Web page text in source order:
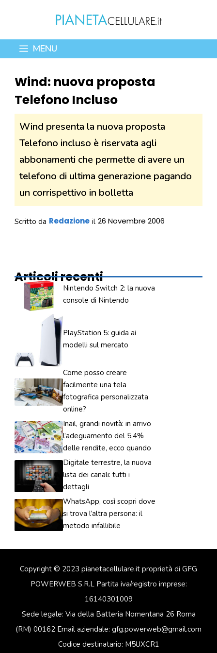
contenuto
MENU
Wind: nuova proposta
Telefono Incluso
Wind presenta la nuova proposta
Telefono incluso è riservata agli
abbonamenti che permette di avere un
telefono di ultima generazione pagando
un corrispettivo in bolletta
Scritto da Redazione il 26 Novembre 2006
Articoli recenti
Nintendo Switch 2: la nuova
console di Nintendo
PlayStation 5: guida ai
modelli sul mercato
Come posso creare
facilmente una tela
fotografica personalizzata
online?
Inail, grandi novità: in arrivo
l’adeguamento del 5,4%
delle rendite, ecco quando
Digitale terrestre, la nuova
lista dei canali: tutti i
dettagli
WhatsApp, così scopri dove
si trova l’altra persona: il
metodo infallibile
Copyright © 2023 pianetacellulare.it proprietà di GFG
POWERWEB S.R.L Partita iva/registro imprese:
16140301009
Sede legale: Via della Batteria Nomentana 26 Roma
(RM) 00162 Email aziendale: gfg.powerweb@gmail.com
Codice destinatario: M5UXCR1